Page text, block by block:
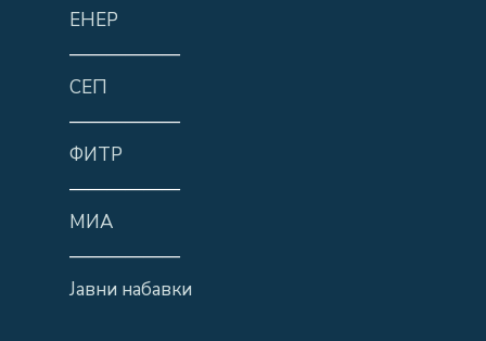
ЕНЕР
——————
СЕП
——————
ФИТР
——————
МИА
——————
Јавни набавки